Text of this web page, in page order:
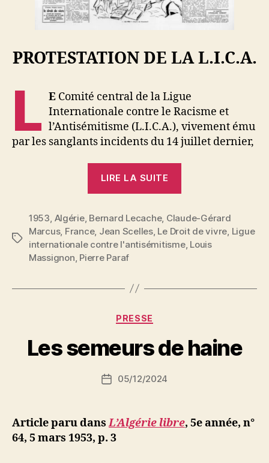
PROTESTATION DE LA L.I.C.A.
L E Comité central de la Ligue
Internationale contre le Racisme et
l’Antisémitisme (L.I.C.A.), vivement ému
par les sanglants incidents du 14 juillet dernier,
LIRE LA SUITE
encore »
Étiquettes
1953 Algérie, Bernard Lecache, Claude-Gérard
Marcus, France, Jean Scelles, Le Droit de vivre Ligue
internationale contre l'antisémitisme, Louis
Massignon Pierre Paraf
Catégories
PRESSE
Les semeurs de haine
Auteur
S
N
ji
Date05/12/2024
Article paru dansL’Algérie libre, 5e année, n°
64, 5 mars 1953, p. 3